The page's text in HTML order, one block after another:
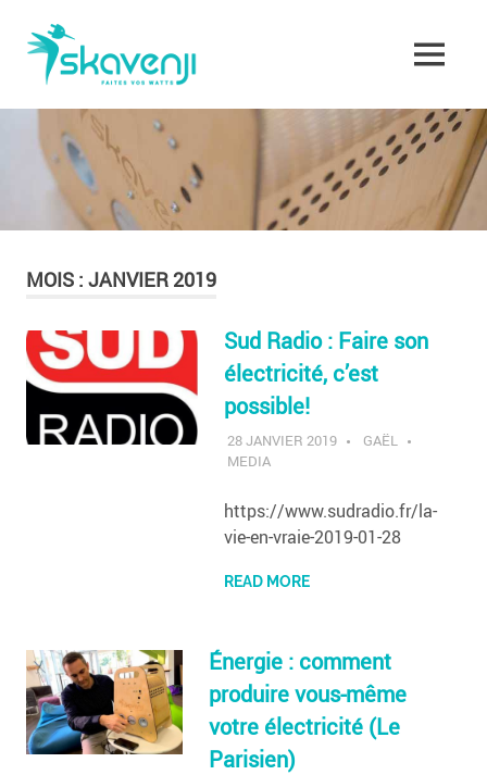
content
Watts
MENU
MOIS : JANVIER 2019
Sud Radio : Faire son
électricité, c’est
possible!
28 JANVIER 2019
GAËL
MEDIA
https://www.sudradio.fr/la-
vie-en-vraie-2019-01-28
READ MORE
Énergie : comment
produire vous-même
votre électricité (Le
Parisien)